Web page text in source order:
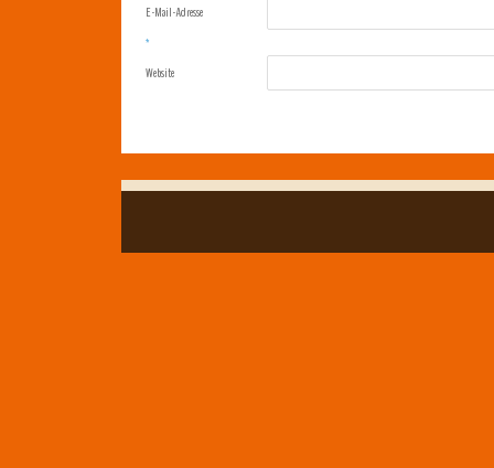
E-Mail-Adresse
*
Website